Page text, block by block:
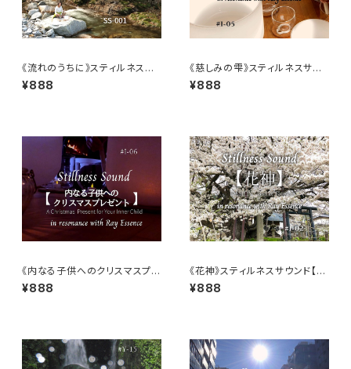
《流れのうちに》スティルネスサ
ウンド【ダウンロード音源】
¥888
《慈しみの雫》スティルネスサウ
ンド【ダウンロード音源】
¥888
《内なる子供へのクリスマスプレ
ゼント》スティルネスサウンド【ダ
ウンロード音源】
¥888
《花神》スティルネスサウンド【ダ
ウンロード音源】
¥888